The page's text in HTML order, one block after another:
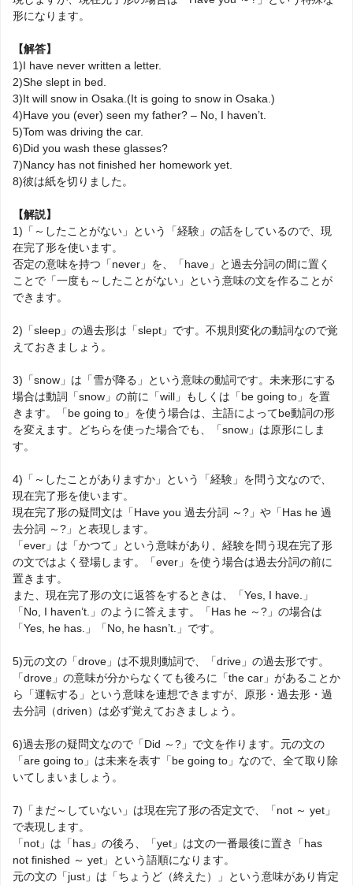
形になります。
【解答】
1)I have never written a letter.
2)She slept in bed.
3)It will snow in Osaka.(It is going to snow in Osaka.)
4)Have you (ever) seen my father? – No, I haven’t.
5)Tom was driving the car.
6)Did you wash these glasses?
7)Nancy has not finished her homework yet.
8)彼は紙を切りました。
【解説】
1)「～したことがない」という「経験」の話をしているので、現
在完了形を使います。
否定の意味を持つ「never」を、「have」と過去分詞の間に置く
ことで「一度も～したことがない」という意味の文を作ることが
できます。
2)「sleep」の過去形は「slept」です。不規則変化の動詞なので覚
えておきましょう。
3)「snow」は「雪が降る」という意味の動詞です。未来形にする
場合は動詞「snow」の前に「will」もしくは「be going to」を置
きます。「be going to」を使う場合は、主語によってbe動詞の形
を変えます。どちらを使った場合でも、「snow」は原形にしま
す。
4)「～したことがありますか」という「経験」を問う文なので、
現在完了形を使います。
現在完了形の疑問文は「Have you 過去分詞 ～?」や「Has he 過
去分詞 ～?」と表現します。
「ever」は「かつて」という意味があり、経験を問う現在完了形
の文ではよく登場します。「ever」を使う場合は過去分詞の前に
置きます。
また、現在完了形の文に返答をするときは、「Yes, I have.」
「No, I haven’t.」のように答えます。「Has he ～?」の場合は
「Yes, he has.」「No, he hasn’t.」です。
5)元の文の「drove」は不規則動詞で、「drive」の過去形です。
「drove」の意味が分からなくても後ろに「the car」があることか
ら「運転する」という意味を連想できますが、原形・過去形・過
去分詞（driven）は必ず覚えておきましょう。
6)過去形の疑問文なので「Did ～?」で文を作ります。元の文の
「are going to」は未来を表す「be going to」なので、全て取り除
いてしまいましょう。
7)「まだ～していない」は現在完了形の否定文で、「not ～ yet」
で表現します。
「not」は「has」の後ろ、「yet」は文の一番最後に置き「has
not finished ～ yet」という語順になります。
元の文の「just」は「ちょうど（終えた）」という意味があり肯定